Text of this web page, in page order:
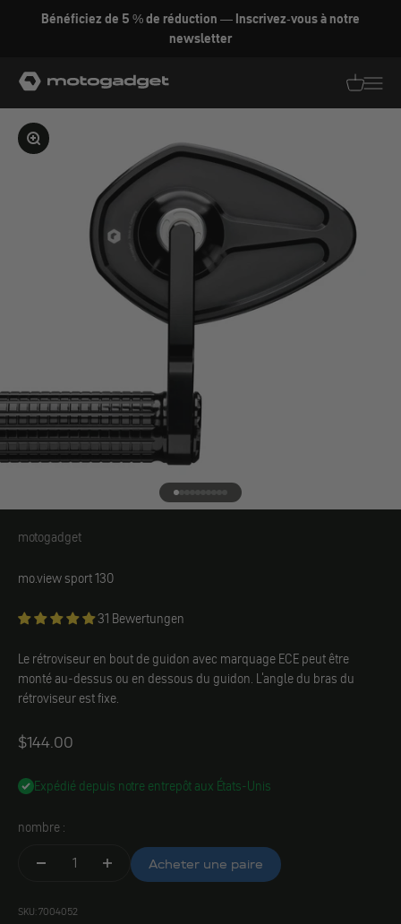
Aller au contenu
Bénéficiez de 5 % de réduction — Inscrivez-vous à notre
newsletter
motogadget GmbH
Agrandir l'image
Aller à l'élément 1
Aller à l'élément 2
Aller à l'élément 3
Aller à l'élément 4
Aller à l'élément 5
Aller à l'élément 6
Aller à l'élément 7
Aller à l'élément 8
Aller à l'élément 9
Aller à l'élément 10
motogadget
motogadget
mo.view sport 130
31 Bewertungen
Le rétroviseur en bout de guidon avec marquage ECE peut être
monté au-dessus ou en dessous du guidon. L'angle du bras du
rétroviseur est fixe.
Angebot
$144.00
Expédié depuis notre entrepôt aux États-Unis
nombre :
Acheter une paire
SKU: 7004052